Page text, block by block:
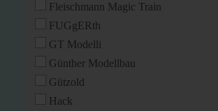
Fleischmann Magic Train
FUGgERth
GT Modelli
Günther Modellbau
Gützold
Hack